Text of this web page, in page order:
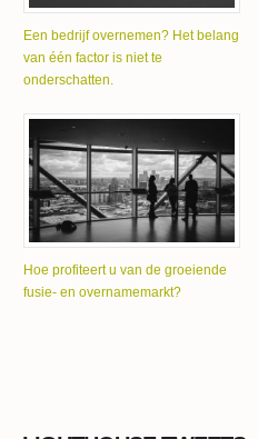
Een bedrijf overnemen? Het belang
van één factor is niet te
onderschatten.
Hoe profiteert u van de groeiende
fusie- en overnamemarkt?